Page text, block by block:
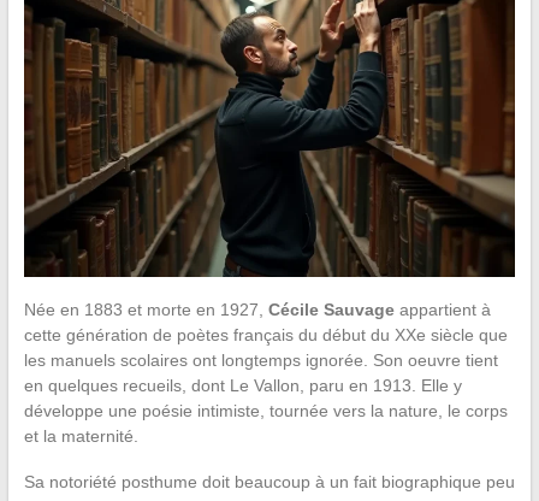
Née en 1883 et morte en 1927, Cécile Sauvageappartient à
cette génération de poètes français du début du XXe siècle que
les manuels scolaires ont longtemps ignorée. Son oeuvre tient
en quelques recueils, dont Le Vallon, paru en 1913. Elle y
développe une poésie intimiste, tournée vers la nature, le corps
et la maternité.
Sa notoriété posthume doit beaucoup à un fait biographique peu